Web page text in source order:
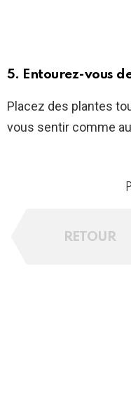
5. Entourez-vous
Placez des plantes
vous sentir comme
RETOUR